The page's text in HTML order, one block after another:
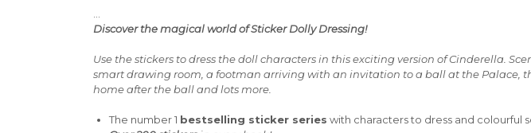
Discover the magical world of Sticker Dolly Dressing!
Use the stickers to dress the doll characters in this exciting version of Cinderella.
smart drawing room, a footman arriving with an invitation to a ball at the Palace,
home after the ball and lots more.
The number 1 bestselling sticker series with characters to dress and colourful